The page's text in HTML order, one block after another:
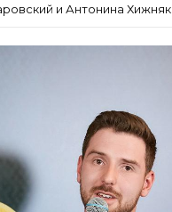
и Антонина Хижняк